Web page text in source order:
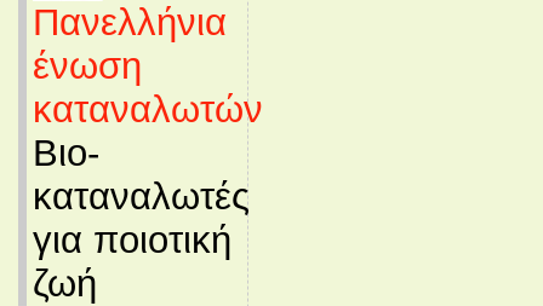
Πανελλήνια
ένωση
καταναλωτών
Βιο-
καταναλωτές
για ποιοτική
ζωή